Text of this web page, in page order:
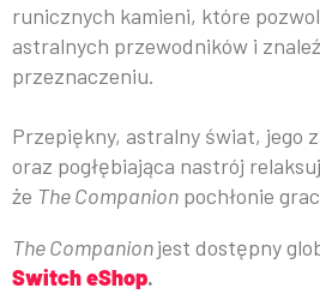
runicznych kamieni, które
astralnych przewodników i
przeznaczeniu.
Przepiękny, astralny świat, jego
oraz pogłębiająca nastrój
że The Companion pochłonie
The Companionjest dostępny
Switch eShop.